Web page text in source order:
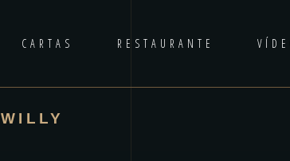
CARTAS RESTAURANTE
WILLY